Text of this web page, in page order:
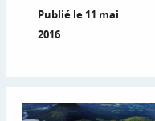
Publié le 11 mai
2016